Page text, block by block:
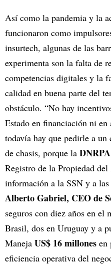
Así como la pandemia y la
funcionaron como
insurtech, algunas de las
experimenta son la falta de
competencias digitales y la
calidad en buena parte del
obstáculo. “No hay
Estado en financiación ni
todavía hay que pedirle a
de chasis, porque la DNRPA
Registro de la Propiedad
información a la SSN y a las
Alberto Gabriel, CEO de
seguros con diez años en el
Brasil, dos en Uruguay y a
Maneja US$ 16 millones en
eficiencia operativa del